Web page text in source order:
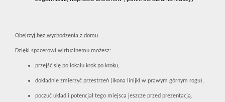
Obejrzyj bez wychodzenia z domu
Dzięki spacerowi wirtualnemu możesz:
przejść się po lokalu krok po kroku,
dokładnie zmierzyć przestrzeń (ikona linijki w prawym górnym rogu),
poczuć układ i potencjał tego miejsca jeszcze przed prezentacją.